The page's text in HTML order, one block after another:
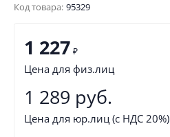
Код товара: 95329
1 227 ₽
Цена для физ.лиц
1 289 руб.
Цена для юр.лиц (с НДС 20%)